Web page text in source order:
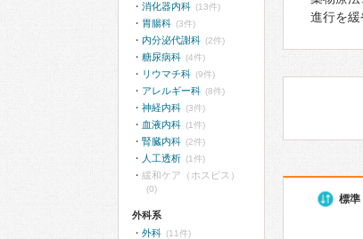
進行を
標準
消化器内科 (13件)
胃腸科 (3件)
内分泌代謝科 (2件)
糖尿病科 (4件)
リウマチ科 (9件)
アレルギー科 (8件)
神経内科 (3件)
血液内科 (1件)
腎臓内科 (2件)
人工透析 (1件)
緩和ケア（ホスピス）
(0)
外科系
外科 (11件)